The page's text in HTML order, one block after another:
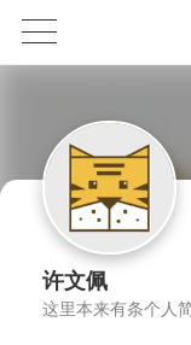
1X
许文佩
这里本来有条个人